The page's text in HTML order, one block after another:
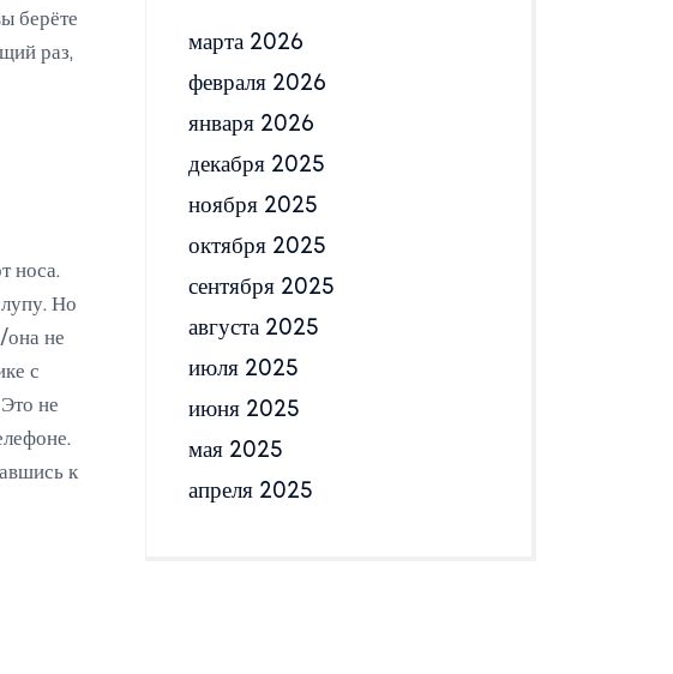
берёте
раз,
носа.
лупу. Но
она не
с
не
к
марта 2026
февраля 2026
января 2026
декабря 2025
ноября 2025
октября 2025
сентября 2025
августа 2025
июля 2025
июня 2025
мая 2025
апреля 2025